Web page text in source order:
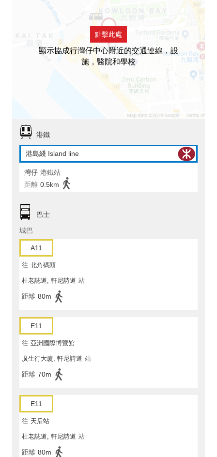
點擊此處
顯示協成行灣仔中心附近的交通連線，設
施，醫院和學校
港鐵
港島綫 Island line
灣仔 港鐵站
距離 0.5km
巴士
城巴
A11
往 北角碼頭
杜老誌道, 軒尼詩道 站
距離 80m
E11
往 亞洲國際博覽館
廣生行大廈, 軒尼詩道 站
距離 70m
E11
往 天后站
杜老誌道, 軒尼詩道 站
距離 80m